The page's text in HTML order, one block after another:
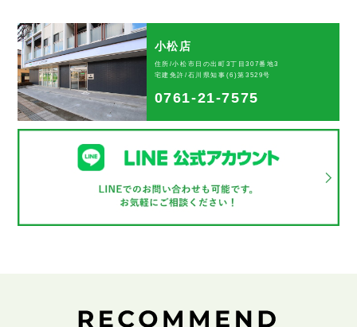
小松店
住所/小松市日の出町3丁目307番地3
宅建免許/石川県知事(6)第3529号
0761-21-7575